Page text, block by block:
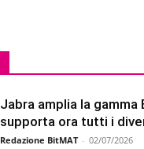
Jabra amplia la gamma
supporta ora tutti i
Redazione BitMAT - 02/07/2026